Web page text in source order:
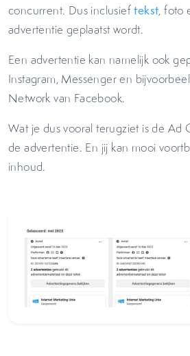
concurrent. Dus inclusieftekst, foto
advertentie geplaatst wordt.
Een advertentie kan namelijk ook
Instagram, Messenger en
Network van Facebook.
Wat je dus vooral terugziet is de Ad
de advertentie. En jij kan mooi
inhoud.